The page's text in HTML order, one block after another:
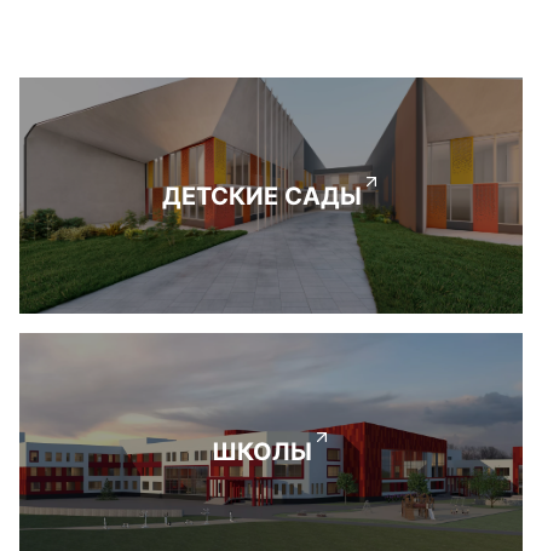
ДЕТСКИЕ САДЫ
ШКОЛЫ